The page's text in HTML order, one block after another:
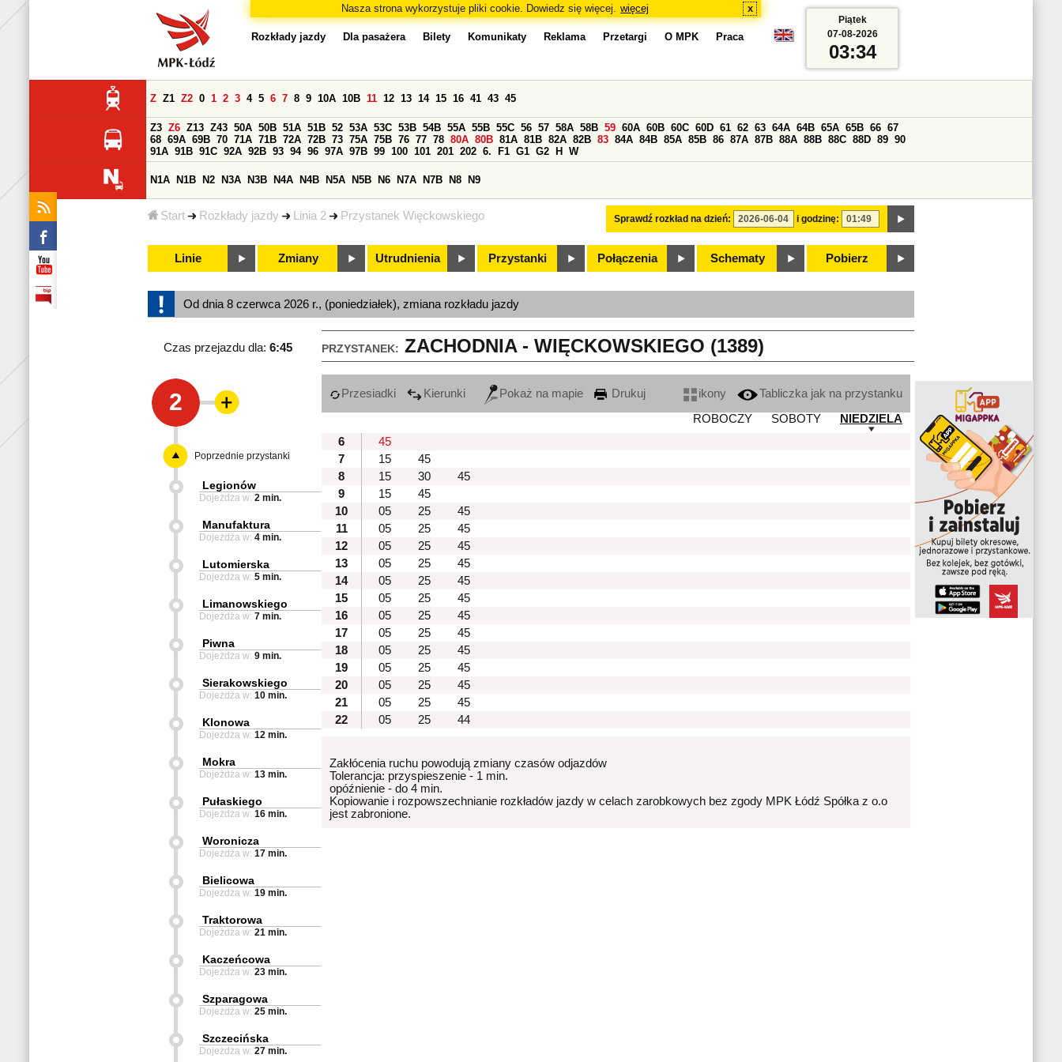
Nasza strona wykorzystuje pliki cookie. Dowiedz się więcej. więcej x
Start Rozkłady jazdy Linia 2 Przystanek Więckowskiego
Rozkłady jazdy Dla pasażera Bilety Komunikaty Reklama Przetargi O MPK Praca
Sprawdź rozkład na dzień: i godzinę:
Z Z1 Z2 0 1 2 3 4 5 6 7 8 9 10A 10B 11 12 13 14 15 16 41 43 45
Z3 Z6 Z13 Z43 50A 50B 51A 51B 52 53A 53C 53B 54B 55A 55B 55C 56 57 58A 58B 59 60A 60B 60C 60D 61 62 63 64A 64B 65A 65B 66 67
68 69A 69B 70 71A 71B 72A 72B 73 75A 75B 76 77 78 80A 80B 81A 81B 82A 82B 83 84A 84B 85A 85B 86 87A 87B 88A 88B 88C 88D 89 90
91A 91B 91C 92A 92B 93 94 96 97A 97B 99 100 101 201 202 6. F1 G1 G2 H W
N1A N1B N2 N3A N3B N4A N4B N5A N5B N6 N7A N7B N8 N9
Linie Zmiany Utrudnienia Przystanki Połączenia Schematy Pobierz
Piątek
07-08-2026
03:34
Od dnia 8 czerwca 2026 r., (poniedziałek), zmiana rozkładu jazdy
PRZYSTANEK: ZACHODNIA - WIĘCKOWSKIEGO (1389)
Czas przejazdu dla: 6:45
2 Przesiadki Kierunki Pokaż na mapie Drukuj ikony
Tabliczka jak na przystanku
ROBOCZY
SOBOTY
NIEDZIELA
6
45
7
15
45
8
15 30
45
9
15
45
10
05 25
45
11
05 25
45
12
05 25
45
13
05 25
45
14
05 25
45
15
05 25
45
16
05 25
45
17
05 25
45
18
05 25
45
19
05 25
45
20
05 25
45
21
05 25
45
22
05 25 44
Zakłócenia ruchu powodują zmiany czasów odjazdów
Tolerancja: przyspieszenie - 1 min.
opóźnienie - do 4 min.
Kopiowanie i rozpowszechnianie rozkładów jazdy w celach zarobkowych bez zgody MPK Łódź Spółka z o.o
jest zabronione.
Poprzednie przystanki
Legionów
Dojeżdża w: 2 min.
Manufaktura
Dojeżdża w: 4 min.
Lutomierska
Dojeżdża w: 5 min.
Limanowskiego
Dojeżdża w: 7 min.
Piwna
Dojeżdża w: 9 min.
Sierakowskiego
Dojeżdża w: 10 min.
Klonowa
Dojeżdża w: 12 min.
Mokra
Dojeżdża w: 13 min.
Pułaskiego
Dojeżdża w: 16 min.
Woronicza
Dojeżdża w: 17 min.
Bielicowa
Dojeżdża w: 19 min.
Traktorowa
Dojeżdża w: 21 min.
Kaczeńcowa
Dojeżdża w: 23 min.
Szparagowa
Dojeżdża w: 25 min.
Szczecińska
Dojeżdża w: 27 min.